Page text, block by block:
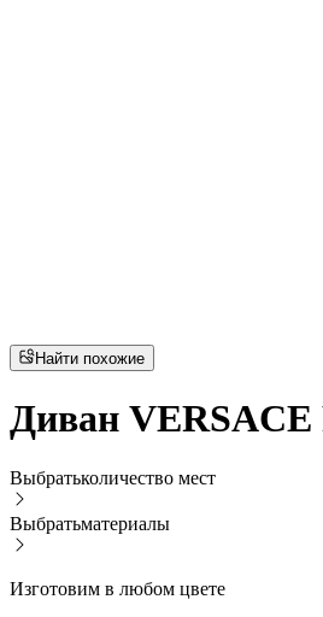
Найти похожие
Диван VERSACE
Выбратьколичество мест
Выбратьматериалы
Изготовим в любом цвете